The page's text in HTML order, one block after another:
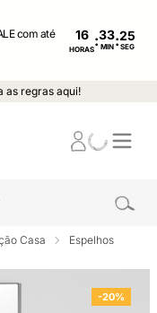
com até
16
HORAS: MIN : SEG
as regras aqui!
Casa Espelhos
-20%